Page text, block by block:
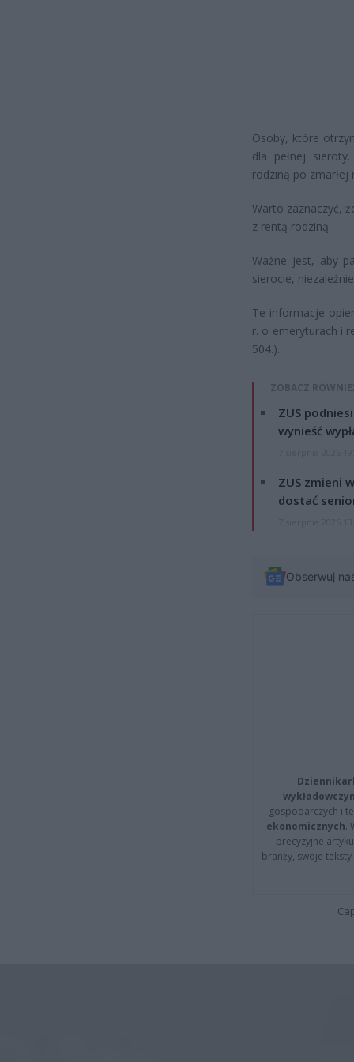
Osoby, które
dla pełnej
rodziną po
Warto zaznaczyć,
z rentą rodziną.
Ważne jest, aby
sierocie,
Te informacje
r. o emeryturach i
504.).
ZOBACZ
ZUS
wynieść
ZUS zmieni
dostać
Obserwuj
gospodarczych i
ekonomicznych.
precyzyjne
branży, swoje